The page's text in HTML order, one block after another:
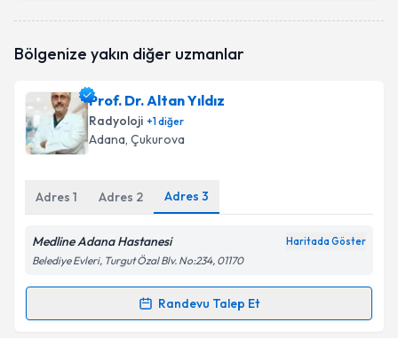
takvimi talebi oluşturun. Size bu uzmandan randevu
bilgilendireceğiz.
E-posta Adresiniz
Metni'ni okudum ve kişisel verilerimin belirtilen
kapsamda işlenmesini kabul ediyorum.
Takvim Talebini Gönder
Bölgenize yakın diğer uzmanlar
Prof. Dr. Altan Yıldız
Radyoloji +1diğer
Adana, Çukurova
Adres 1 Adres 2 Adres 3
Medline Adana Hastanesi Haritada Göster
Belediye Evleri, Turgut Özal Blv. No:234, 01170
Randevu Talep Et
Randevu Takvimi Talebi